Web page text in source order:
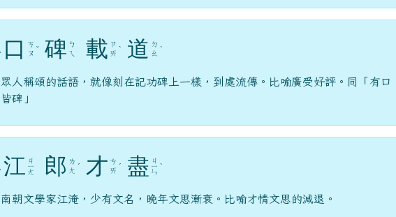
口
ㄎ
ㄡ ˇ 碑 ㄅ
ㄟ
載 ㄗ
ㄞ ˋ 道 ㄉ
ㄠ ˋ
眾人稱頌的話語，就像刻在記功碑上一樣，到處流傳。比喻廣受好評。同「有口
皆碑」
江 ㄐ
ㄧ
ㄤ 郎 ㄌ
ㄤ ˊ 才 ㄘ
ㄞ ˊ 盡 ㄐ
ㄧ
ㄣ
ˋ
南朝文學家江淹，少有文名，晚年文思漸衰。比喻才情文思的減退。